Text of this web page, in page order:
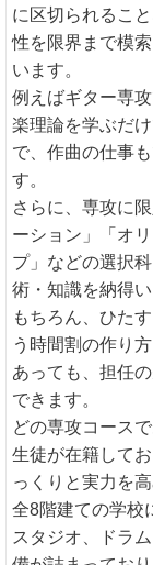
に区切られるこ
性を限界まで模
います。
例えばギター専
楽理論を学ぶだ
で、作曲の仕事
す。
さらに、専攻に
ーション」「オ
プ」などの選択
術・知識を納得
もちろん、ひた
う時間割の作り
あっても、担任
できます。
どの専攻コース
生徒が在籍して
っくりと実力を
全8階建ての学校
スタジオ、ドラ